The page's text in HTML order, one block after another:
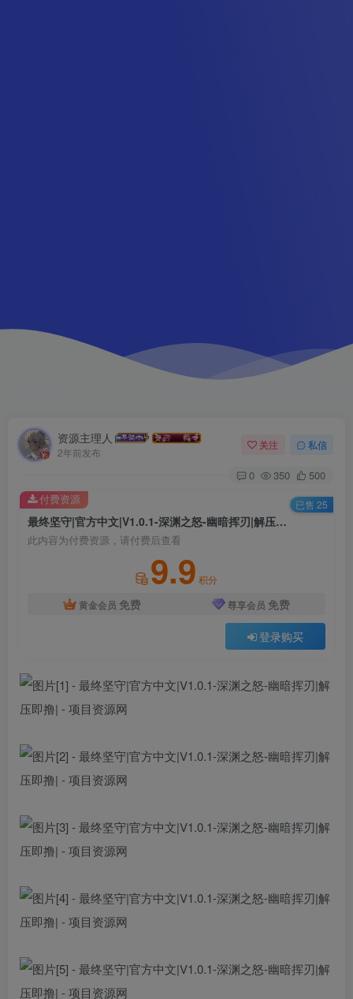
资源主理人
2年前发布
关注 私信
0 350 500
最终坚守|官方中文|V1.0.1-深渊之怒-幽暗挥刃|解压即撸|
此内容为付费资源，请付费后查看
9.9 积分
黄金会员 免费 尊享会员 免费
登录购买
付费资源 已售 25